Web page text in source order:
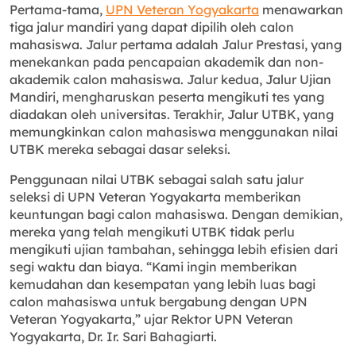
Pertama-tama, UPN Veteran Yogyakarta menawarkan
tiga jalur mandiri yang dapat dipilih oleh calon
mahasiswa. Jalur pertama adalah Jalur Prestasi, yang
menekankan pada pencapaian akademik dan non-
akademik calon mahasiswa. Jalur kedua, Jalur Ujian
Mandiri, mengharuskan peserta mengikuti tes yang
diadakan oleh universitas. Terakhir, Jalur UTBK, yang
memungkinkan calon mahasiswa menggunakan nilai
UTBK mereka sebagai dasar seleksi.
Penggunaan nilai UTBK sebagai salah satu jalur
seleksi di UPN Veteran Yogyakarta memberikan
keuntungan bagi calon mahasiswa. Dengan demikian,
mereka yang telah mengikuti UTBK tidak perlu
mengikuti ujian tambahan, sehingga lebih efisien dari
segi waktu dan biaya. “Kami ingin memberikan
kemudahan dan kesempatan yang lebih luas bagi
calon mahasiswa untuk bergabung dengan UPN
Veteran Yogyakarta,” ujar Rektor UPN Veteran
Yogyakarta, Dr. Ir. Sari Bahagiarti.